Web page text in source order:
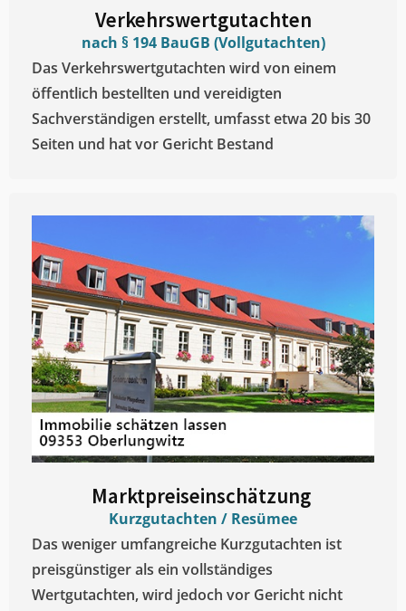
Verkehrswertgutachten
nach § 194 BauGB (Vollgutachten)
Das Verkehrswertgutachten wird von einem
öffentlich bestellten und vereidigten
Sachverständigen erstellt, umfasst etwa 20 bis 30
Seiten und hat vor Gericht Bestand
Marktpreiseinschätzung ​
Kurzgutachten / Resümee
Das weniger umfangreiche Kurzgutachten ist
preisgünstiger als ein vollständiges
Wertgutachten, wird jedoch vor Gericht nicht